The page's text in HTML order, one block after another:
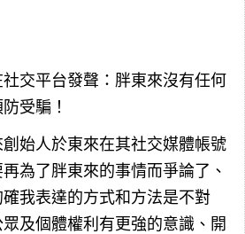
交平台發聲：胖東來沒有任何
受騙！
始人於東來在其社交媒體帳號
為了胖東來的事情而爭論了、
我表達的方式和方法是不對
及個體權利有更強的意識、開